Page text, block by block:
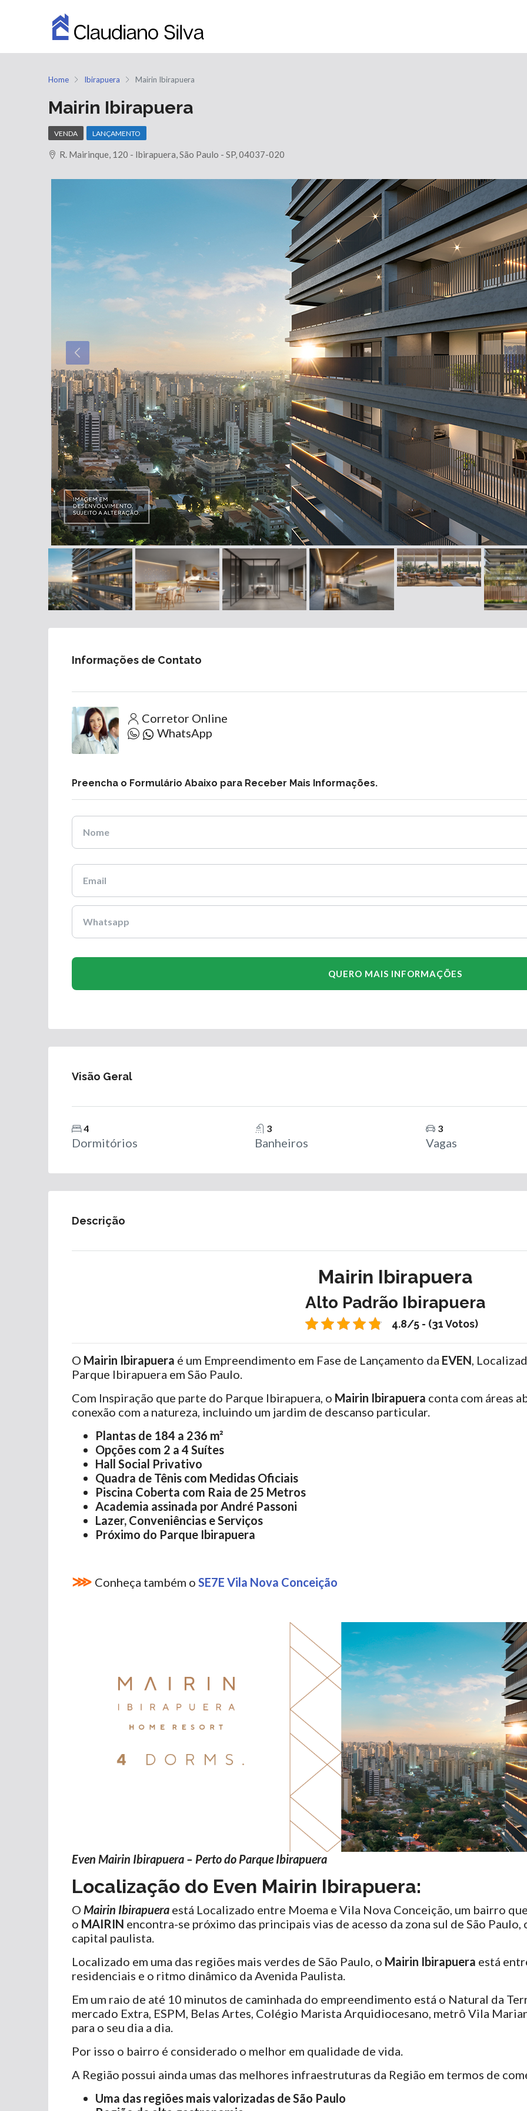
Home Ibirapuera Mairin Ibirapuera
Mairin Ibirapuera
VENDA LANÇAMENTO
R. Mairinque, 120 - Ibirapuera, São Paulo - SP, 04037-020
Informações de Contato
Corretor Online
WhatsApp
Preencha o Formulário Abaixo para Receber Mais Informações.
Visão Geral
4
Dormitórios
3
Banheiros
3
Vagas
Descrição
Mairin Ibirapuera
Alto Padrão Ibirapuera
4.8/5 - (31 Votos)
O Mairin Ibirapuera é um Empreendimento em Fase de Lançamento da EVEN,
Parque Ibirapuera em São Paulo.
Com Inspiração que parte do Parque Ibirapuera, o Mairin Ibirapuera conta com áreas
conexão com a natureza, incluindo um jardim de descanso particular.
Plantas de 184 a 236 m²
Opções com 2 a 4 Suítes
Hall Social Privativo
Quadra de Tênis com Medidas Oficiais
Piscina Coberta com Raia de 25 Metros
Academia assinada por André Passoni
Lazer, Conveniências e Serviços
Próximo do Parque Ibirapuera
⋙ Conheça também o SE7E Vila Nova Conceição
Even Mairin Ibirapuera – Perto do Parque Ibirapuera
Localização do Even Mairin Ibirapuera:
O Mairin Ibirapuera está Localizado entre Moema e Vila Nova Conceição, um bairro
o MAIRIN encontra-se próximo das principais vias de acesso da zona sul de São
capital paulista.
Localizado em uma das regiões mais verdes de São Paulo, o Mairin Ibirapuera está
residenciais e o ritmo dinâmico da Avenida Paulista.
Em um raio de até 10 minutos de caminhada do empreendimento está o Natural da
mercado Extra, ESPM, Belas Artes, Colégio Marista Arquidiocesano, metrô Vila
para o seu dia a dia.
Por isso o bairro é considerado o melhor em qualidade de vida.
A Região possui ainda umas das melhores infraestruturas da Região em termos de
Uma das regiões mais valorizadas de São Paulo